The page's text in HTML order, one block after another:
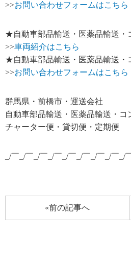
>>お問い合わせフォームはこちら
★自動車部品輸送・医薬品輸送・
>>車両紹介はこちら
★自動車部品輸送・医薬品輸送・
>>お問い合わせフォームはこちら
群馬県・前橋市・運送会社
自動車部品輸送・医薬品輸送・コ
チャーター便・貸切便・定期便
_/￣_/￣_/￣_/￣_/￣_/￣_/￣_/￣_/
«前の記事へ